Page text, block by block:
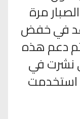
مرة
في خفض
دعم هذه
نشرت في
استخدمت